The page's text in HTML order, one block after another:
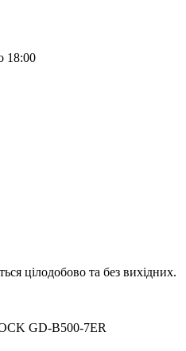
18:00
цілодобово та без вихідних.
GD-B500-7ER